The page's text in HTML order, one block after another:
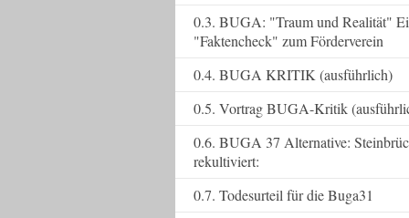
0.3. BUGA: "Traum und Realität"
"Faktencheck" zum Förderverein
0.4. BUGA KRITIK (ausführlich)
0.5. Vortrag BUGA-Kritik
0.6. BUGA 37 Alternative:
rekultiviert:
0.7. Todesurteil für die Buga31